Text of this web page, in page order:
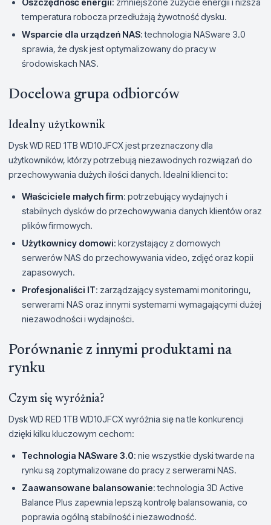
temperatura robocza przedłużają żywotność dysku.
Wsparcie dla urządzeń NAS: technologia NASware 3.0
sprawia, że dysk jest optymalizowany do pracy w
środowiskach NAS.
Docelowa grupa odbiorców
Idealny użytkownik
Dysk WD RED 1TB WD10JFCX jest przeznaczony dla
użytkowników, którzy potrzebują niezawodnych rozwiązań do
przechowywania dużych ilości danych. Idealni klienci to:
Właściciele małych firm: potrzebujący wydajnych i
stabilnych dysków do przechowywania danych klientów oraz
plików firmowych.
Użytkownicy domowi: korzystający z domowych
serwerów NAS do przechowywania video, zdjęć oraz kopii
zapasowych.
Profesjonaliści IT: zarządzający systemami monitoringu,
serwerami NAS oraz innymi systemami wymagającymi dużej
niezawodności i wydajności.
Porównanie z innymi produktami na
rynku
Czym się wyróżnia?
Dysk WD RED 1TB WD10JFCX wyróżnia się na tle konkurencji
dzięki kilku kluczowym cechom:
Technologia NASware 3.0: nie wszystkie dyski twarde na
rynku są zoptymalizowane do pracy z serwerami NAS.
Zaawansowane balansowanie: technologia 3D Active
Balance Plus zapewnia lepszą kontrolę balansowania, co
poprawia ogólną stabilność i niezawodność.